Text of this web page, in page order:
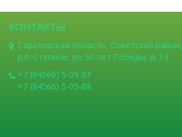
КОНТАКТЫ
Саратовская область, Советский район,
р.п. Степное, ул. 50 лет Победы, д. 13
+7 (84566) 5-05-83
+7 (84566) 5-05-88